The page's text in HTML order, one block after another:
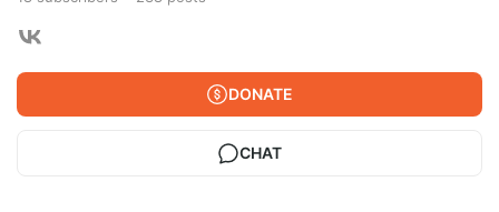
DONATE
CHAT